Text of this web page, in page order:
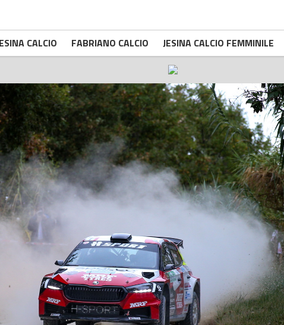
CALCIO FABRIANO CALCIO JESINA CALCIO FEMMINILE